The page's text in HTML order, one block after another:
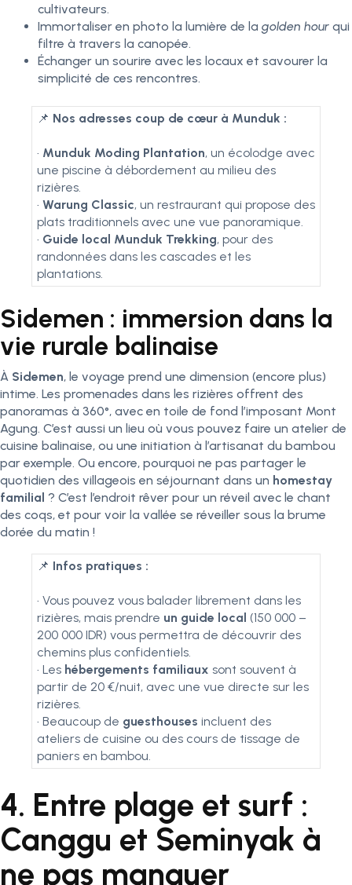
cultivateurs.
Immortaliser en photo la lumière de la golden hour qui
filtre à travers la canopée.
Échanger un sourire avec les locaux et savourer la
simplicité de ces rencontres.
📌 Nos adresses coup de cœur à Munduk :
• Munduk Moding Plantation, un écolodge avec
une piscine à débordement au milieu des
rizières.
• Warung Classic, un restraurant qui propose des
plats traditionnels avec une vue panoramique.
• Guide local Munduk Trekking, pour des
randonnées dans les cascades et les
plantations.
Sidemen : immersion dans la
vie rurale balinaise
À Sidemen, le voyage prend une dimension (encore plus)
intime. Les promenades dans les rizières offrent des
panoramas à 360°, avec en toile de fond l’imposant Mont
Agung. C’est aussi un lieu où vous pouvez faire un atelier de
cuisine balinaise, ou une initiation à l’artisanat du bambou
par exemple. Ou encore, pourquoi ne pas partager le
quotidien des villageois en séjournant dans un homestay
familial ? C’est l’endroit rêver pour un réveil avec le chant
des coqs, et pour voir la vallée se réveiller sous la brume
dorée du matin !
📌 Infos pratiques :
• Vous pouvez vous balader librement dans les
rizières, mais prendre un guide local (150 000 –
200 000 IDR) vous permettra de découvrir des
chemins plus confidentiels.
• Les hébergements familiaux sont souvent à
partir de 20 €/nuit, avec une vue directe sur les
rizières.
• Beaucoup de guesthouses incluent des
ateliers de cuisine ou des cours de tissage de
paniers en bambou.
4. Entre plage et surf :
Canggu et Seminyak à
ne pas manquer